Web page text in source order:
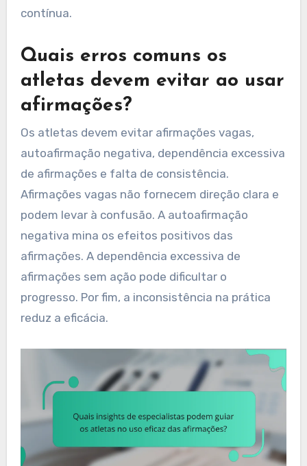
contínua.
Quais erros comuns os
atletas devem evitar ao usar
afirmações?
Os atletas devem evitar afirmações vagas,
autoafirmação negativa, dependência excessiva
de afirmações e falta de consistência.
Afirmações vagas não fornecem direção clara e
podem levar à confusão. A autoafirmação
negativa mina os efeitos positivos das
afirmações. A dependência excessiva de
afirmações sem ação pode dificultar o
progresso. Por fim, a inconsistência na prática
reduz a eficácia.